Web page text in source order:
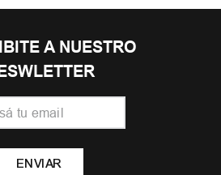
A NUESTRO
ENVIAR